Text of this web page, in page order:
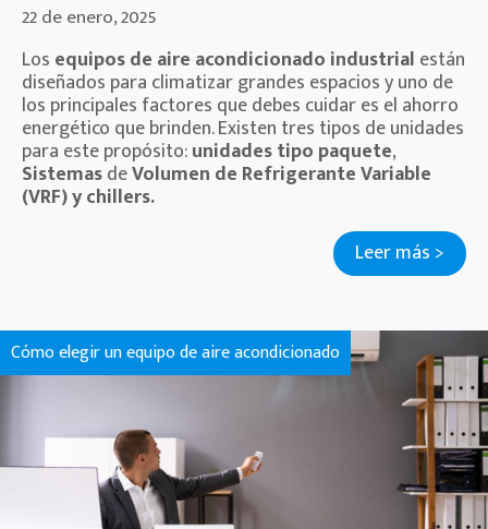
22 de enero, 2025
Los equipos de aire acondicionado industrial están
diseñados para climatizar grandes espacios y uno de
los principales factores que debes cuidar es el ahorro
energético que brinden. Existen tres tipos de unidades
para este propósito:unidades tipo paquete,
SistemasdeVolumen de Refrigerante Variable
(VRF) y chillers.
Leer más >
Cómo elegir un equipo de aire acondicionado